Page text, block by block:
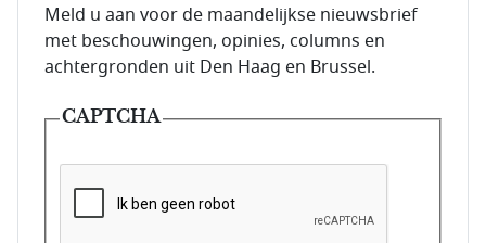
E-mailadres van de abonnee.
Meld u aan voor de maandelijkse nieuwsbrief
met beschouwingen, opinies, columns en
achtergronden uit Den Haag en Brussel.
CAPTCHA